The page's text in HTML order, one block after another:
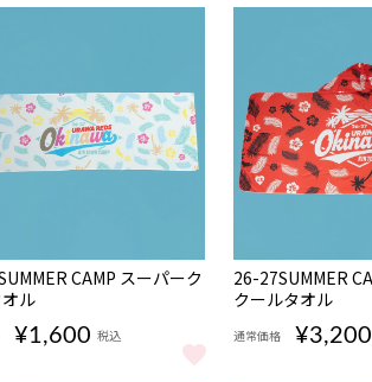
CAMP スーパーク
ル
¥1,600 税込
CAMP スーパークールタオル をもっと見
NEW
26-27SUMMER
クールタオル
通常価格 ¥3,200
26-27SUMMER